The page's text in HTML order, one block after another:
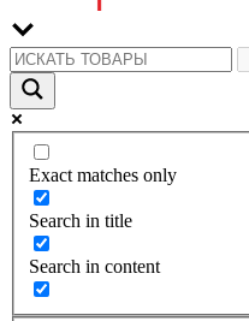
Exact matches only
Search in title
Search in content